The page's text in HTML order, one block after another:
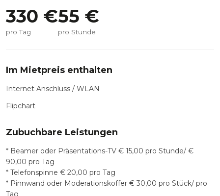
330 €
pro Tag
55 €
pro Stunde
Im Mietpreis enthalten
Internet Anschluss / WLAN
Flipchart
Zubuchbare Leistungen
* Beamer oder Präsentations-TV € 15,00 pro Stunde/ €
90,00 pro Tag
* Telefonspinne € 20,00 pro Tag
* Pinnwand oder Moderationskoffer € 30,00 pro Stück/ pro
Tag